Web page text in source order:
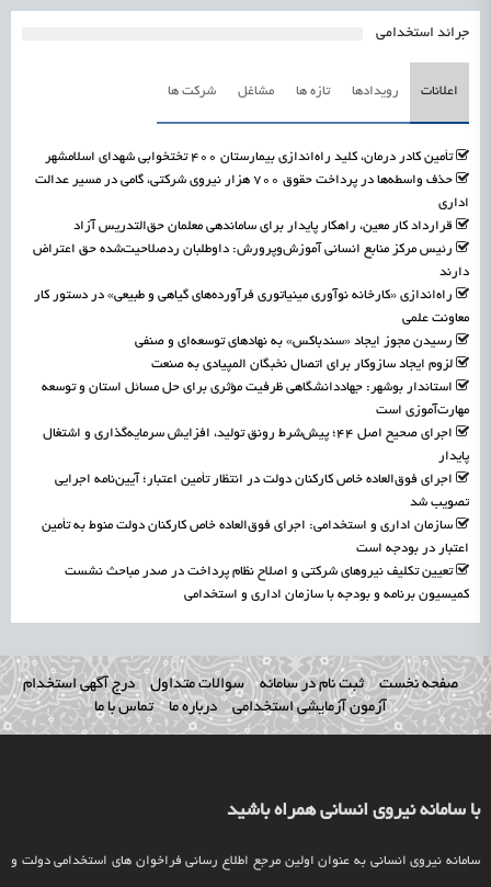
جرائد استخدامی
اعلانات رویدادها تازه ها مشاغل شرکت ها
تأمین کادر درمان، کلید راه‌اندازی بیمارستان ۴۰۰ تختخوابی شهدای اسلامشهر
حذف واسطه‌ها در پرداخت حقوق ۷۰۰ هزار نیروی شرکتی، گامی در مسیر عدالت
اداری
قرارداد کار معین، راهکار پایدار برای ساماندهی معلمان حق‌التدریس آزاد
رئیس مرکز منابع انسانی آموزش‌وپرورش: داوطلبان ردصلاحیت‌شده حق اعتراض
دارند
راه‌اندازی «کارخانه نوآوری مینیاتوری فرآورده‌های گیاهی و طبیعی» در دستور کار
معاونت علمی
رسیدن مجوز ایجاد «سندباکس» به نهادهای توسعه‌ای و صنفی
لزوم ایجاد سازوکار برای اتصال نخبگان المپیادی به صنعت
استاندار بوشهر: جهاددانشگاهی ظرفیت مؤثری برای حل مسائل استان و توسعه
مهارت‌آموزی است
اجرای صحیح اصل ۴۴؛ پیش‌شرط رونق تولید، افزایش سرمایه‌گذاری و اشتغال
پایدار
اجرای فوق‌العاده خاص کارکنان دولت در انتظار تأمین اعتبار؛ آیین‌نامه اجرایی
تصویب شد
سازمان اداری و استخدامی: اجرای فوق‌العاده خاص کارکنان دولت منوط به تأمین
اعتبار در بودجه است
تعیین تکلیف نیروهای شرکتی و اصلاح نظام پرداخت در صدر مباحث نشست
کمیسیون برنامه و بودجه با سازمان اداری و استخدامی
صفحه نخست ثبت نام در سامانه سوالات متداول
درج آگهی استخدام
آزمون آزمایشی استخدامی
درباره ما تماس با ما
با سامانه نیروی انسانی همراه باشید
سامانه نیروی انسانی به عنوان اولین مرجع اطلاع رسانی فراخوان های استخدامی دولت و